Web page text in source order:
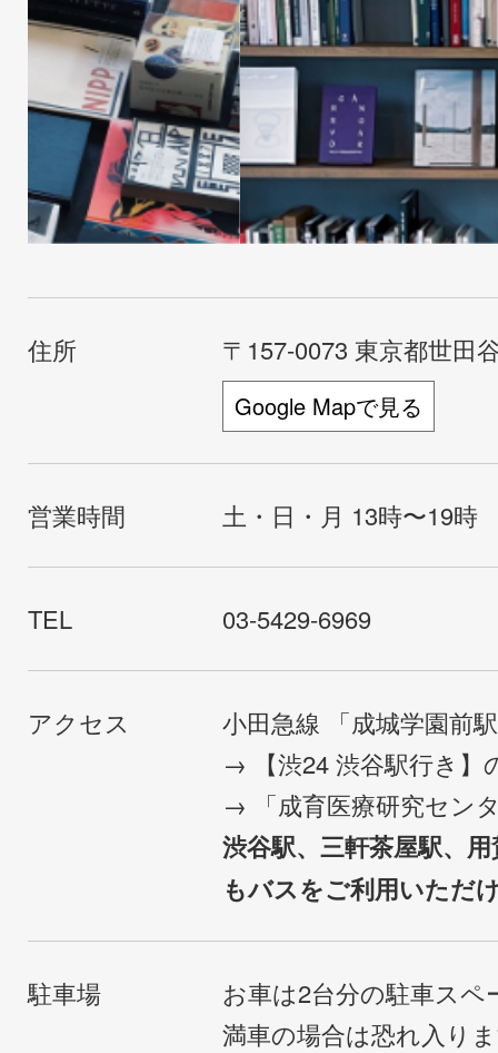
住所 〒157-0073 東京都世田
Google Mapで見る
営業時間 土・日・月 13時〜19時
TEL 03-5429-6969
アクセス
小田急線 「成城学園前
→ 【渋24 渋谷駅行き】
→ 「成育医療研究セン
渋谷駅、三軒茶屋駅、
もバスをご利用いただ
駐車場
お車は2台分の駐車ス
満車の場合は恐れ入り